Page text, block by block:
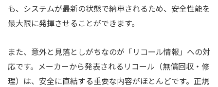
も、システムが最新の状態で納車されるため、安全性能を
最大限に発揮させることができます。
また、意外と見落としがちなのが「リコール情報」への対
応です。メーカーから発表されるリコール（無償回収・修
理）は、安全に直結する重要な内容がほとんどです。正規